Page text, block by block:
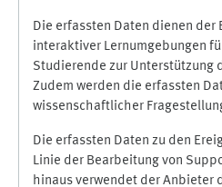
Die erfassten Daten dienen
interaktiver Lernumgebungen
Studierende zur Unterstützung
Zudem werden die erfassten
wissenschaftlicher
Die erfassten Daten zu den
Linie der Bearbeitung von
hinaus verwendet der Anbieter